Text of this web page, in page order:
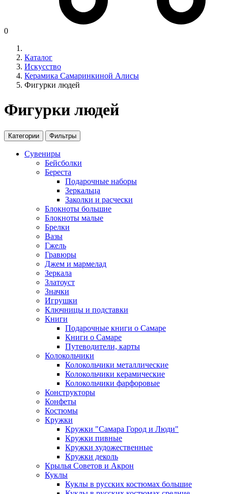
0
Каталог
Искусство
Керамика Самаринкиной Алисы
Фигурки людей
Фигурки людей
Категории Фильтры
Сувениры
Бейсболки
Береста
Подарочные наборы
Зеркальца
Заколки и расчески
Блокноты большие
Блокноты малые
Брелки
Вазы
Гжель
Гравюры
Джем и мармелад
Зеркала
Златоуст
Значки
Игрушки
Ключницы и подставки
Книги
Подарочные книги о Самаре
Книги о Самаре
Путеводители, карты
Колокольчики
Колокольчики металлические
Колокольчики керамические
Колокольчики фарфоровые
Конструкторы
Конфеты
Костюмы
Кружки
Кружки "Самара Город и Люди"
Кружки пивные
Кружки художественные
Кружки деколь
Крылья Советов и Акрон
Куклы
Куклы в русских костюмах большие